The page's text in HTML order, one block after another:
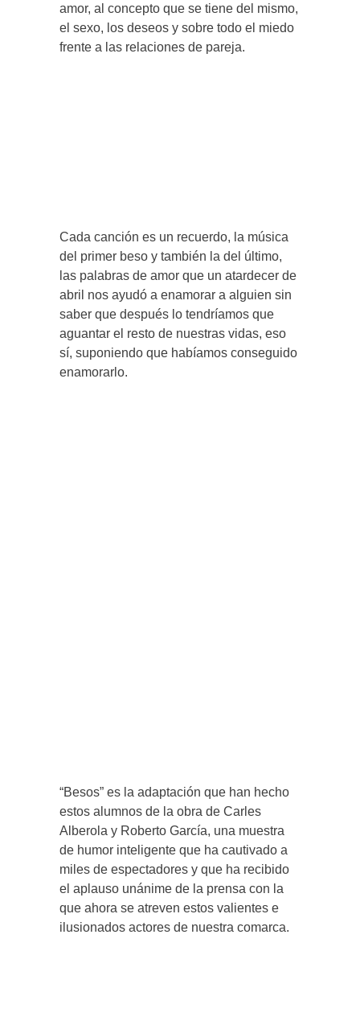
amor, al concepto que se tiene del mismo,
el sexo, los deseos y sobre todo el miedo
frente a las relaciones de pareja.
Cada canción es un recuerdo, la música
del primer beso y también la del último,
las palabras de amor que un atardecer de
abril nos ayudó a enamorar a alguien sin
saber que después lo tendríamos que
aguantar el resto de nuestras vidas, eso
sí, suponiendo que habíamos conseguido
enamorarlo.
“Besos” es la adaptación que han hecho
estos alumnos de la obra de Carles
Alberola y Roberto García, una muestra
de humor inteligente que ha cautivado a
miles de espectadores y que ha recibido
el aplauso unánime de la prensa con la
que ahora se atreven estos valientes e
ilusionados actores de nuestra comarca.